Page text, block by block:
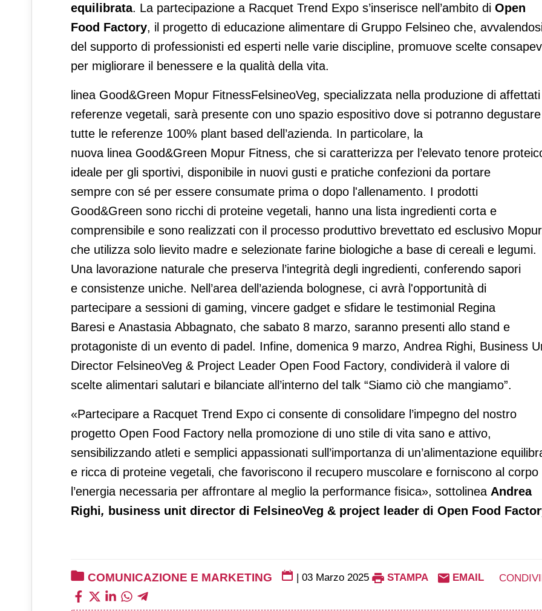
equilibrata. La partecipazione a Racquet Trend Expo s’inserisce nell’ambito di Open
Food Factory, il progetto di educazione alimentare di Gruppo Felsineo che,
del supporto di professionisti ed esperti nelle varie discipline, promuove scelte
per migliorare il benessere e la qualità della vita.
linea Good&Green Mopur FitnessFelsineoVeg, specializzata nella produzione di
referenze vegetali, sarà presente con uno spazio espositivo dove si potranno degustare
tutte le referenze 100% plant based dell’azienda. In particolare, la
nuova linea Good&Green Mopur Fitness, che si caratterizza per l’elevato tenore
ideale per gli sportivi, disponibile in nuovi gusti e pratiche confezioni da portare
sempre con sé per essere consumate prima o dopo l'allenamento. I prodotti
Good&Green sono ricchi di proteine vegetali, hanno una lista ingredienti corta e
comprensibile e sono realizzati con il processo produttivo brevettato ed esclusivo
che utilizza solo lievito madre e selezionate farine biologiche a base di cereali e legumi.
Una lavorazione naturale che preserva l’integrità degli ingredienti, conferendo sapori
e consistenze uniche. Nell’area dell’azienda bolognese, ci avrà l'opportunità di
partecipare a sessioni di gaming, vincere gadget e sfidare le testimonial Regina
Baresi e Anastasia Abbagnato, che sabato 8 marzo, saranno presenti allo stand e
protagoniste di un evento di padel. Infine, domenica 9 marzo, Andrea Righi, Business
Director FelsineoVeg & Project Leader Open Food Factory, condividerà il valore di
scelte alimentari salutari e bilanciate all’interno del talk “Siamo ciò che mangiamo”.
«Partecipare a Racquet Trend Expo ci consente di consolidare l’impegno del nostro
progetto Open Food Factory nella promozione di uno stile di vita sano e attivo,
sensibilizzando atleti e semplici appassionati sull’importanza di un’alimentazione
e ricca di proteine vegetali, che favoriscono il recupero muscolare e forniscono al corpo
l’energia necessaria per affrontare al meglio la performance fisica», sottolinea Andrea
Righi, business unit director di FelsineoVeg & project leader di Open Food
COMUNICAZIONE E MARKETING 03 Marzo 2025 STAMPA EMAIL